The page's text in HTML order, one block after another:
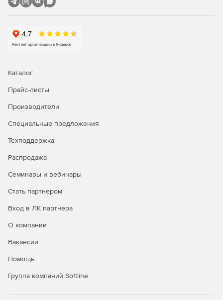
Каталог
Прайс-листы
Производители
Специальные предложения
Техподдержка
Распродажа
Семинары и вебинары
Стать партнером
Вход в ЛК партнера
О компании
Вакансии
Помощь
Группа компаний Softline